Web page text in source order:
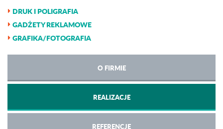
DRUK I POLIGRAFIA
GADŻETY REKLAMOWE
GRAFIKA/FOTOGRAFIA
O FIRMIE
REALIZACJE
REFERENCJE